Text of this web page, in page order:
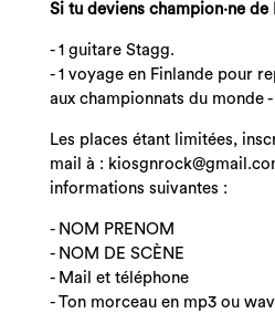
Si tu deviens champion·ne de
- 1 guitare Stagg.
- 1 voyage en Finlande pour
aux championnats du monde
Les places étant limitées,
mail à :
informations suivantes :
- NOM PRENOM
- NOM DE SCÈNE
- Mail et téléphone
- Ton morceau en mp3 ou